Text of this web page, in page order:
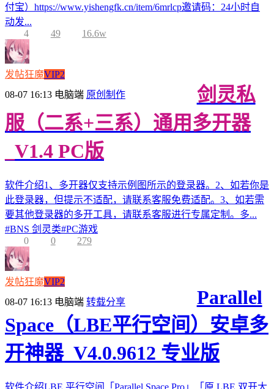
付宝）https://www.yishengfk.cn/item/6mrlcp邀请码：24小时自
动发...
4
49 16.6w
发帖狂魔VIP2
08-07 16:13 电脑端 原创制作
剑灵私
服（二系+三系）通用多开器
_V1.4 PC版
软件介绍1、多开器仅支持示例图所示的登录器。2、如若你是
此登录器，但提示不适配，请联系客服免费适配。3、如若需
要其他登录器的多开工具，请联系客服进行专属定制。多...
#BNS 剑灵类#PC游戏
0
0 279
发帖狂魔VIP2
08-07 16:13 电脑端 转载分享
Parallel
Space（LBE平行空间）安卓多
开神器_V4.0.9612 专业版
软件介绍LBE 平行空间「Parallel Space Pro」「原 LBE 双开大